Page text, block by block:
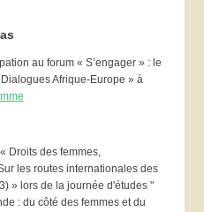
au forum « S’engager » : le
Afrique-Europe » à
Droits des femmes,
les routes internationales des
» lors de la journée d'études "
: du côté des femmes et du